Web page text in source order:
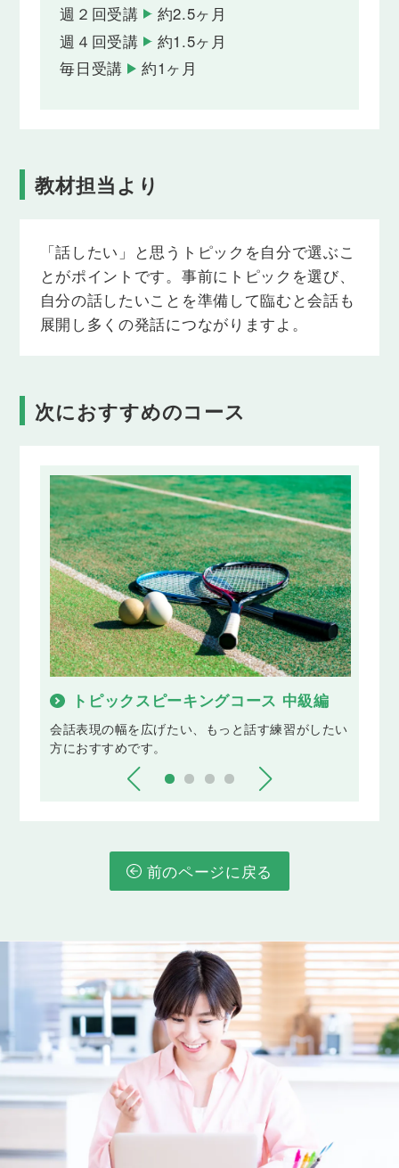
週２回受講
約2.5ヶ月
週４回受講
約1.5ヶ月
毎日受講
約1ヶ月
教材担当より
「話したい」と思うトピックを自分で選ぶこ
とがポイントです。事前にトピックを選び、
自分の話したいことを準備して臨むと会話も
展開し多くの発話につながりますよ。
次におすすめのコース
トピックスピーキングコース 中級編
会話表現の幅を広げたい、もっと話す練習がしたい
方におすすめです。
前のページに戻る